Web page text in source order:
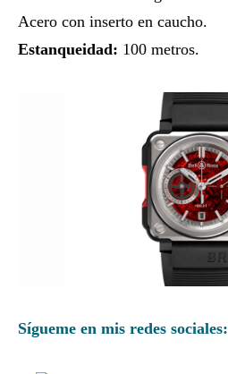
Acero con inserto en caucho.
Estanqueidad: 100 metros.
Sígueme en mis redes sociales: